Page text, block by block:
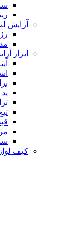
آرایش
ابزار
کیف